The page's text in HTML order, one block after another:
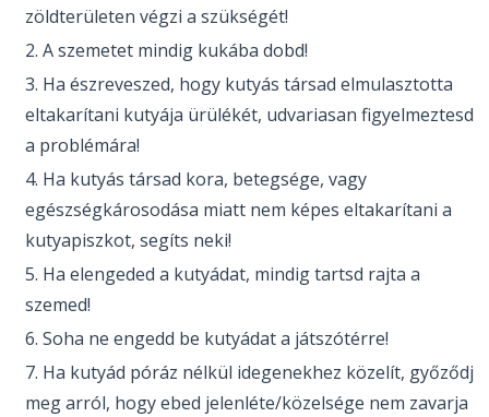
zöldterületen végzi a szükségét!
A szemetet mindig kukába dobd!
Ha észreveszed, hogy kutyás társad elmulasztotta
eltakarítani kutyája ürülékét, udvariasan figyelmeztesd
a problémára!
Ha kutyás társad kora, betegsége, vagy
egészségkárosodása miatt nem képes eltakarítani a
kutyapiszkot, segíts neki!
Ha elengeded a kutyádat, mindig tartsd rajta a
szemed!
Soha ne engedd be kutyádat a játszótérre!
Ha kutyád póráz nélkül idegenekhez közelít, győződj
meg arról, hogy ebed jelenléte/közelsége nem zavarja